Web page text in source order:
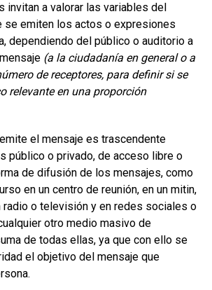
invitan a valorar las variables del
se emiten los actos o expresiones
dependiendo del público o auditorio a
(a la ciudadanía en general o a
de receptores, para definir si se
relevante en una proporción
el mensaje es trascendente
público o privado, de acceso libre o
de difusión de los mensajes, como
en un centro de reunión, en un mitin,
radio o televisión y en redes sociales o
otro medio masivo de
de todas ellas, ya que con ello se
el objetivo del mensaje que